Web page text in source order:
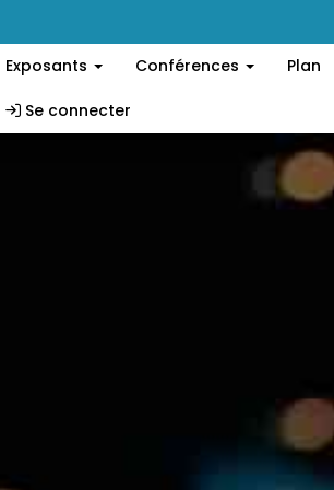
Exposants Conférences Plan
Se connecter